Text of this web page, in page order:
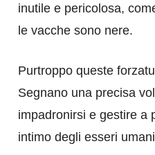
inutile e pericolosa,
le vacche sono nere.
Purtroppo queste
Segnano una precisa
impadronirsi e gestire a
intimo degli esseri